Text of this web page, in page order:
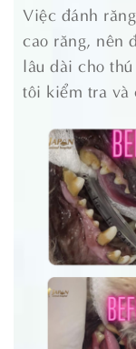
Việc đánh
cao răng, nên
lâu dài cho
tôi kiểm tra và